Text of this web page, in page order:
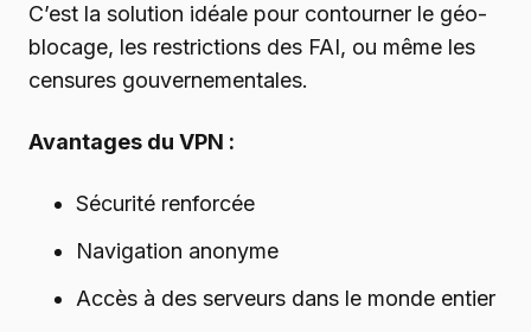
C’est la solution idéale pour contourner le géo-
blocage, les restrictions des FAI, ou même les
censures gouvernementales.
Avantages du VPN :
Sécurité renforcée
Navigation anonyme
Accès à des serveurs dans le monde entier